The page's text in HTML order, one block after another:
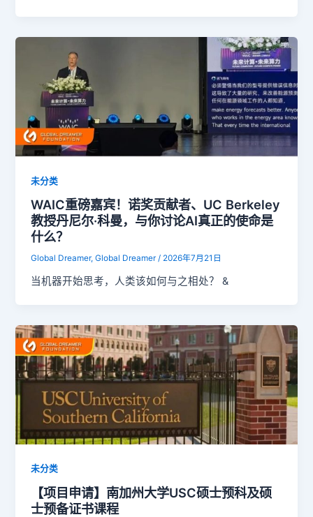
未分类
WAIC重磅嘉宾！诺奖贡献者、UC Berkeley
教授丹尼尔·科曼，与你讨论AI真正的使命是
什么？
Global Dreamer, Global Dreamer/ 2026年7月21日
当机器开始思考，人类该如何与之相处？ &
未分类
【项目申请】南加州大学USC硕士预科及硕
士预备证书课程